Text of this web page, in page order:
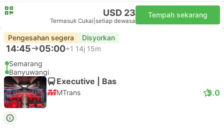
USD 23
Termasuk Cukai setiap dewasa
Tempah sekarang
Pengesahan segera Disyorkan
14:45 05:00+1 14j 15m
Semarang
Banyuwangi
Executive | Bas
MTrans 5.0